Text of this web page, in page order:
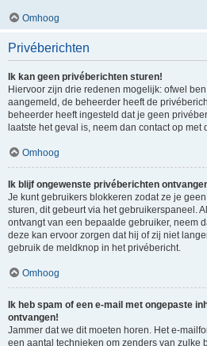
Omhoog
Privéberichten
Ik kan geen privéberichten sturen!
Hiervoor zijn drie redenen mogelijk: ofwel
aangemeld, de beheerder heeft de
beheerder heeft ingesteld dat je geen
laatste het geval is, neem dan contact op met
Omhoog
Ik blijf ongewenste privéberichten
Je kunt gebruikers blokkeren zodat ze je
sturen, dit gebeurt via het gebruikerspaneel.
ontvangt van een bepaalde gebruiker, neem
deze kan ervoor zorgen dat hij of zij niet
gebruik de meldknop in het privébericht.
Omhoog
Ik heb spam of een e-mail met ongepaste
ontvangen!
Jammer dat we dit moeten horen. Het e-
een aantal technieken om zenders van zulke